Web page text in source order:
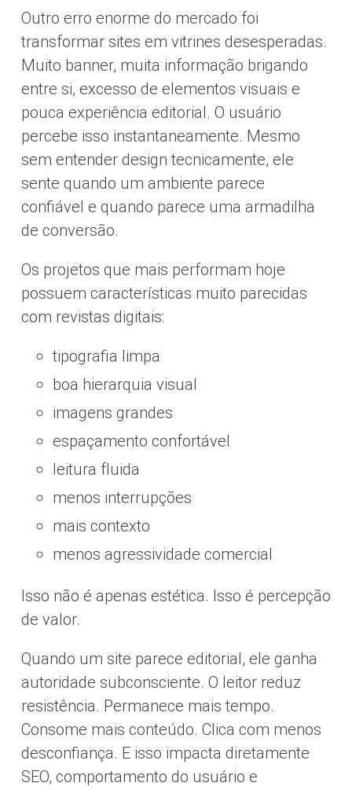
Outro erro enorme do mercado foi
transformar sites em vitrines desesperadas.
Muito banner, muita informação brigando
entre si, excesso de elementos visuais e
pouca experiência editorial. O usuário
percebe isso instantaneamente. Mesmo
sem entender design tecnicamente, ele
sente quando um ambiente parece
confiável e quando parece uma armadilha
de conversão.
Os projetos que mais performam hoje
possuem características muito parecidas
com revistas digitais:
tipografia limpa
boa hierarquia visual
imagens grandes
espaçamento confortável
leitura fluida
menos interrupções
mais contexto
menos agressividade comercial
Isso não é apenas estética. Isso é percepção
de valor.
Quando um site parece editorial, ele ganha
autoridade subconsciente. O leitor reduz
resistência. Permanece mais tempo.
Consome mais conteúdo. Clica com menos
desconfiança. E isso impacta diretamente
SEO, comportamento do usuário e